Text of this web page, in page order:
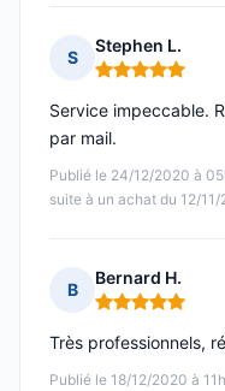
S
Stephen L.
Note : 5 sur 5
Publié le 24/12/2020 à
suite à un achat du 12/
Service impeccable.
par mail.
B
Bernard H.
Note : 5 sur 5
Publié le 18/12/2020 à
Très professionnels,